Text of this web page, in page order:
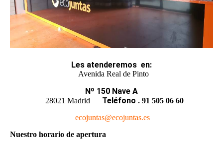
Les atenderemos en:
Avenida Real de Pinto
Nº 150 Nave A
28021 Madrid Teléfono . 91 505 06 60
ecojuntas@ecojuntas.es
Nuestro horario de apertura